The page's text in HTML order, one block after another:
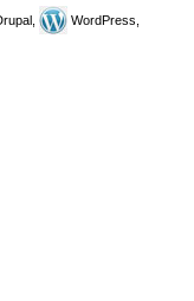
WordPress,